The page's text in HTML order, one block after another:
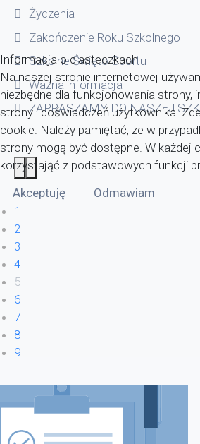
Życzenia
Zakończenie Roku Szkolnego
Szkolne Święto Sportu
Ważna informacja
ZAPRASZAMY DO NASZEJ
1
2
3
4
5
6
7
8
9
Informacja o ciasteczkach
Na naszej stronie internetowej
niezbędne dla funkcjonowania strony,
strony i doświadczeń użytkownika.
cookie. Należy pamiętać, że w
strony mogą być dostępne. W każdej
korzystająć z podstawowych funkcji
Akceptuję
Odmawiam